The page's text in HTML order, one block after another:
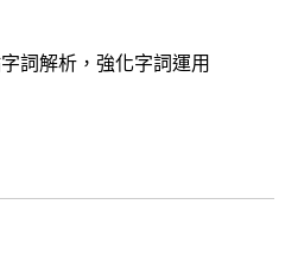
詞解析，強化字詞運用